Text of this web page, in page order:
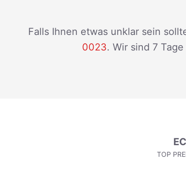
Falls Ihnen etwas unklar sein
0023. Wir sind 7
TOP